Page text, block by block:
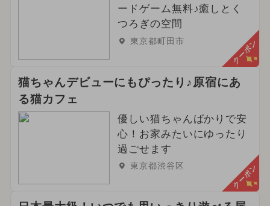
ードゲーム無料♪癒しとく
つろぎの空間
東京都町田市 クーポン
猫ちゃんデビューにもぴったり♪原宿にあ
る猫カフェ
優しい猫ちゃんばかりで安
心！お家みたいにゆったり
過ごせます
東京都渋谷区 クーポン